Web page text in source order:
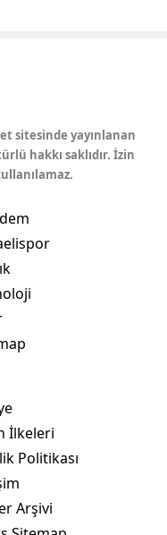
Iğdır
Yalova
Kilis
sitesinde yayınlanan
hakkı saklıdır. İzin
İlkeleri
Politikası
Arşivi